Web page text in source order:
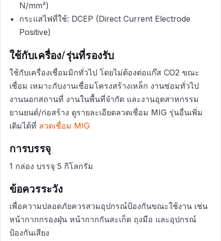
N/mm²)
กระแสไฟที่ใช้: DCEP (Direct Current Electrode
Positive)
ใช้กับเครื่อง/รุ่นที่รองรับ
ใช้กับเครื่องเชื่อมมิกทั่วไป โดยไม่ต้องต่อแก๊ส CO2 ขณะ
เชื่อม เหมาะกับงานเชื่อมโครงสร้างเหล็ก งานซ่อมทั่วไป
งานนอกสถานที่ งานในพื้นที่จำกัด และงานอุตสาหกรรม
ยานยนต์/ก่อสร้าง ดูรายละเอียดลวดเชื่อม MIG รุ่นอื่นเพิ่ม
เติมได้ที่ ลวดเชื่อม MIG
การบรรจุ
1 กล่อง บรรจุ 5 กิโลกรัม
ข้อควรระวัง
เพื่อความปลอดภัยควรสวมอุปกรณ์ป้องกันขณะใช้งาน เช่น
หน้ากากกรองฝุ่น หน้ากากกันสะเก็ด ถุงมือ และอุปกรณ์
ป้องกันเสียง